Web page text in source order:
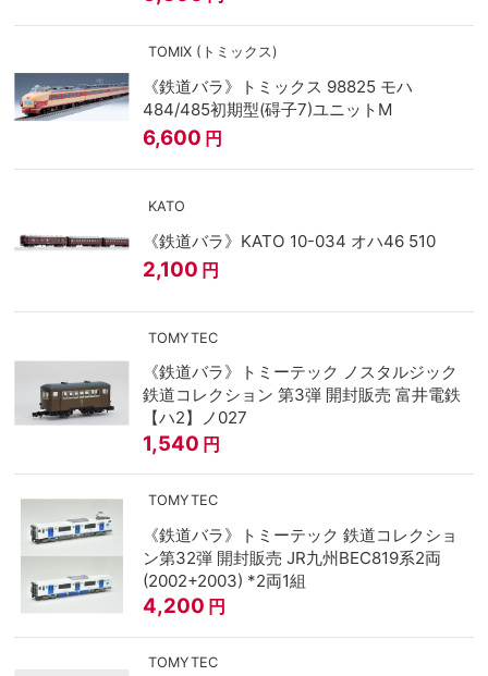
TOMIX (トミックス)
《鉄道バラ》トミックス 98825 モハ
484/485初期型(碍子7)ユニットM
6,600 円
KATO
《鉄道バラ》KATO 10-034 オハ46 510
2,100 円
TOMYTEC
《鉄道バラ》トミーテック ノスタルジック
鉄道コレクション 第3弾 開封販売 富井電鉄
【ハ2】ノ027
1,540 円
TOMYTEC
《鉄道バラ》トミーテック 鉄道コレクショ
ン第32弾 開封販売 JR九州BEC819系2両
(2002+2003) *2両1組
4,200 円
TOMYTEC